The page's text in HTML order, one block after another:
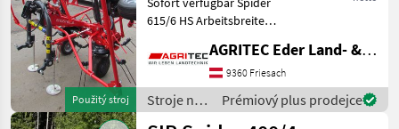
Použitý stroj
615/6 HS Arbeitsbreite
Dämpfungsstreben
Schwenkbock hydraulisch
Hochklappbar hydraulische
Grenzstreueinrichtung G
AGRITEC Eder Land- & Forsttechnik GmbH
9360 Friesach
Stroje na
zber
Prémiový plus prodejce